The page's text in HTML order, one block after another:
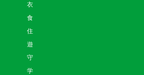
衣
食
住
遊
守
学